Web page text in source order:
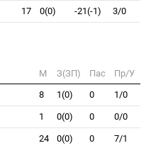
17 0(0) -21(-1) 3/0
M З(ЗП) Пас
Пр/У
8 1(0) 0 1/0
1 0(0) 0 0/0
24 0(0) 0 7/1